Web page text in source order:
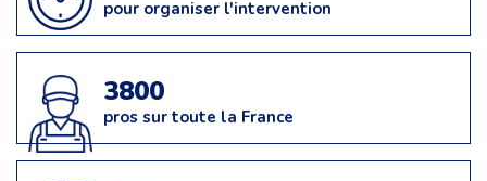
pour organiser l'intervention
3800
pros sur toute la France